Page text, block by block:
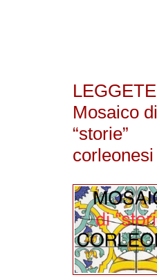
LEGGETE
Mosaico di
“storie”
corleonesi